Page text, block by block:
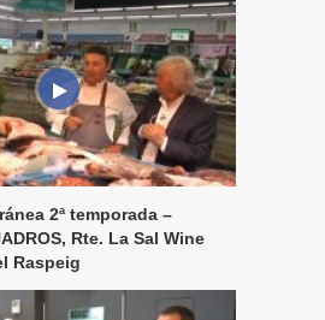
2ª temporada –
Rte. La Sal Wine
Raspeig